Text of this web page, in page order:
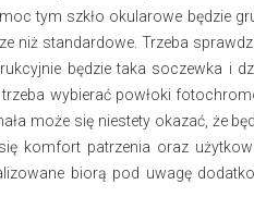
tym szkło okularowe będzie
niż standardowe. Trzeba
będzie taka soczewka i
wybierać powłoki
może się niestety okazać, że
komfort patrzenia oraz
biorą pod uwagę